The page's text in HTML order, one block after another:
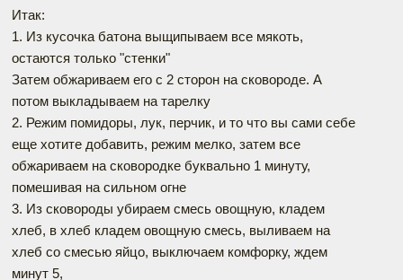
Итак:
1. Из кусочка батона выщипываем все мякоть,
остаются только "стенки"
Затем обжариваем его с 2 сторон на сковороде. А
потом выкладываем на тарелку
2. Режим помидоры, лук, перчик, и то что вы сами себе
еще хотите добавить, режим мелко, затем все
обжариваем на сковородке буквально 1 минуту,
помешивая на сильном огне
3. Из сковороды убираем смесь овощную, кладем
хлеб, в хлеб кладем овощную смесь, выливаем на
хлеб со смесью яйцо, выключаем комфорку, ждем
минут 5,